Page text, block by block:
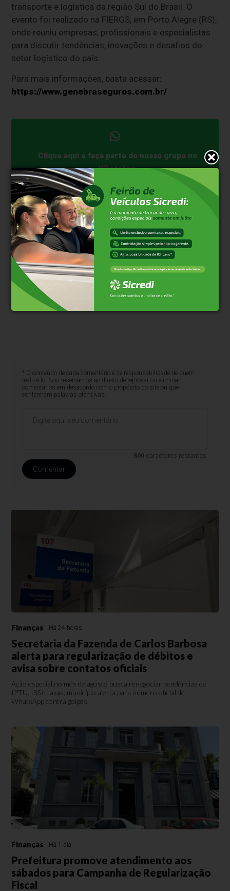
transporte e logística da região Sul do Brasil. O
evento foi realizado na FIERGS, em Porto Alegre (RS),
onde reuniu empresas, profissionais e especialistas
para discutir tendências, inovações e desafios do
setor logístico do país.
Para mais informações, basta acessar:
https://www.genebraseguros.com.br/
Clique aqui e faça parte do nosso grupo no
WhatsApp
* O conteúdo de cada comentário é de responsabilidade de quem
realizá-lo. Nos reservamos ao direito de reprovar ou eliminar
comentários em desacordo com o propósito do site ou que
contenham palavras ofensivas.
500 caracteres restantes.
Comentar
Finanças Há 24 horas
Secretaria da Fazenda de Carlos Barbosa
alerta para regularização de débitos e
avisa sobre contatos oficiais
Ação especial no mês de agosto busca renegociar pendências de
IPTU, ISS e taxas; município alerta para número oficial de
WhatsApp contra golpes
Finanças Há 1 dia
Prefeitura promove atendimento aos
sábados para Campanha de Regularização
Fiscal